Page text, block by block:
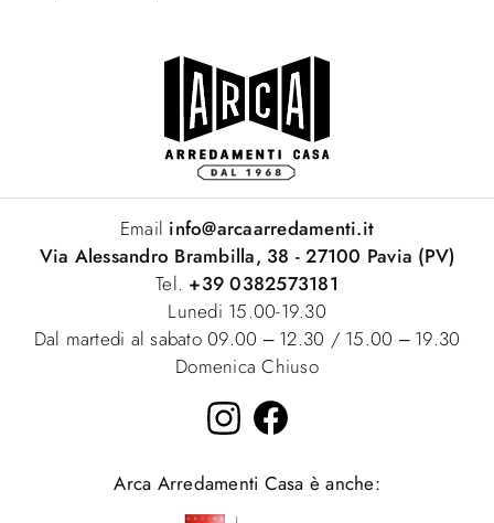
Email info@arcaarredamenti.it
Via Alessandro Brambilla, 38 - 27100 Pavia (PV)
Tel. +39 0382573181
Lunedi 15.00-19.30
Dal martedi al sabato 09.00 – 12.30 / 15.00 – 19.30
Domenica Chiuso
Arca Arredamenti Casa è anche: